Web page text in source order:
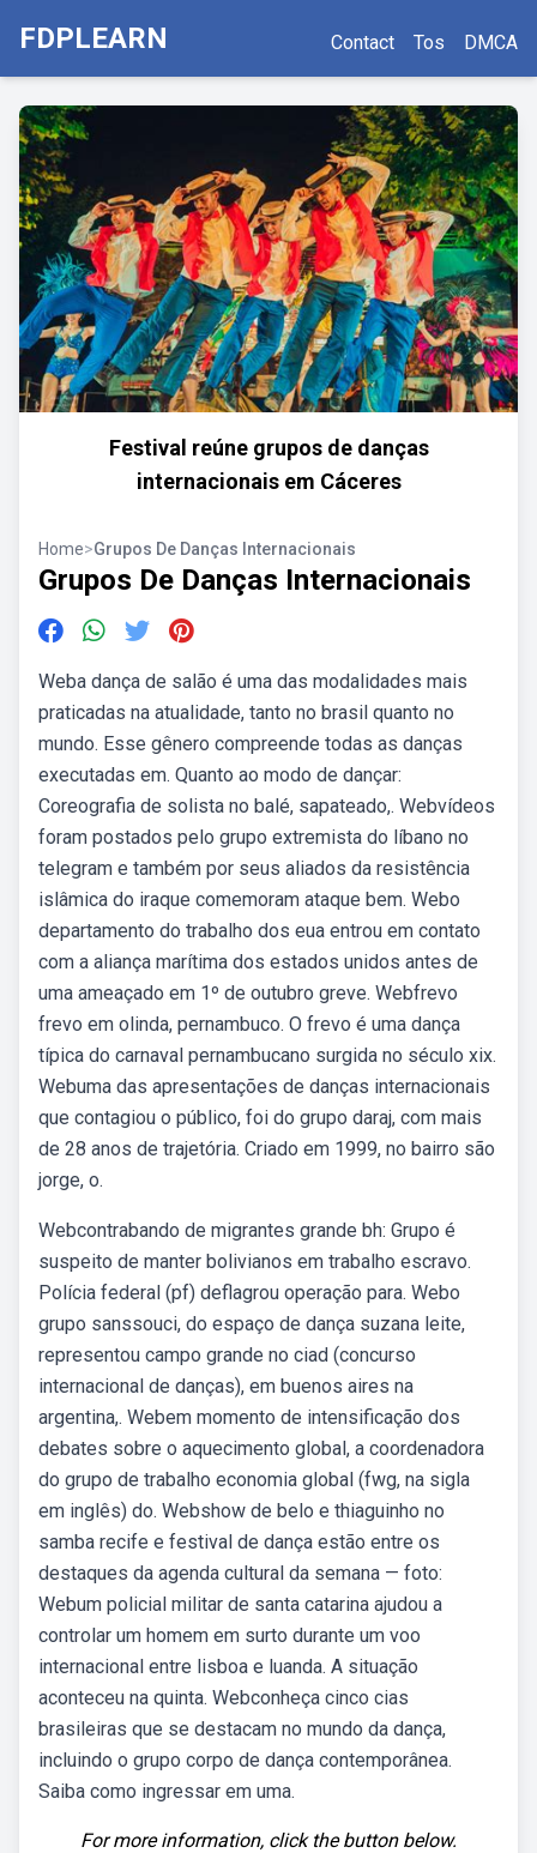
FDPLEARN Contact Tos DMCA
Festival reúne grupos de danças
internacionais em Cáceres
Home>Grupos De Danças Internacionais
Grupos De Danças Internacionais
Weba dança de salão é uma das modalidades mais
praticadas na atualidade, tanto no brasil quanto no
mundo. Esse gênero compreende todas as danças
executadas em. Quanto ao modo de dançar:
Coreografia de solista no balé, sapateado,. Webvídeos
foram postados pelo grupo extremista do líbano no
telegram e também por seus aliados da resistência
islâmica do iraque comemoram ataque bem. Webo
departamento do trabalho dos eua entrou em contato
com a aliança marítima dos estados unidos antes de
uma ameaçado em 1º de outubro greve. Webfrevo
frevo em olinda, pernambuco. O frevo é uma dança
típica do carnaval pernambucano surgida no século xix.
Webuma das apresentações de danças internacionais
que contagiou o público, foi do grupo daraj, com mais
de 28 anos de trajetória. Criado em 1999, no bairro são
jorge, o.
Webcontrabando de migrantes grande bh: Grupo é
suspeito de manter bolivianos em trabalho escravo.
Polícia federal (pf) deflagrou operação para. Webo
grupo sanssouci, do espaço de dança suzana leite,
representou campo grande no ciad (concurso
internacional de danças), em buenos aires na
argentina,. Webem momento de intensificação dos
debates sobre o aquecimento global, a coordenadora
do grupo de trabalho economia global (fwg, na sigla
em inglês) do. Webshow de belo e thiaguinho no
samba recife e festival de dança estão entre os
destaques da agenda cultural da semana — foto:
Webum policial militar de santa catarina ajudou a
controlar um homem em surto durante um voo
internacional entre lisboa e luanda. A situação
aconteceu na quinta. Webconheça cinco cias
brasileiras que se destacam no mundo da dança,
incluindo o grupo corpo de dança contemporânea.
Saiba como ingressar em uma.
For more information, click the button below.